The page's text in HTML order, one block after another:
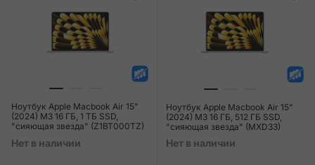
Ноутбук Apple Macbook Air 15"
(2024) M3 16 ГБ, 1 ТБ SSD,
"сияющая звезда" (Z1BT000TZ)
Нет в наличии
Ноутбук Apple Macbook Air 15"
(2024) M3 16 ГБ, 512 ГБ SSD,
"сияющая звезда" (MXD33)
Нет в наличии